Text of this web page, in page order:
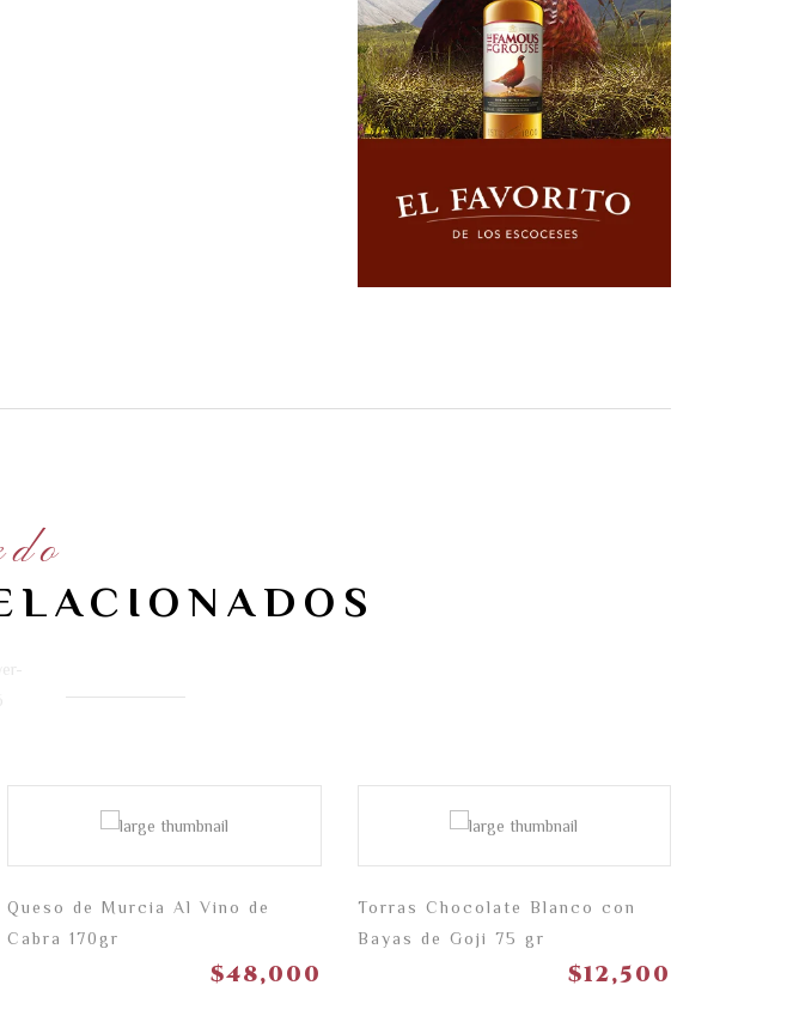
Queso de Murcia Al Vino de
Cabra 170gr
$48,000
Torras Chocolate Blanco con
Bayas de Goji 75 gr
$12,500